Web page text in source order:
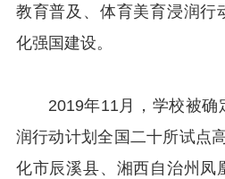
教育普及、体育美育浸润行
化强国建设。
2019年11月，学校被
润行动计划全国二十所试点
化市辰溪县、湘西自治州凤